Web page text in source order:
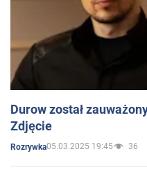
Durow został
Zdjęcie
Rozrywka05.03.2025 19:45 36